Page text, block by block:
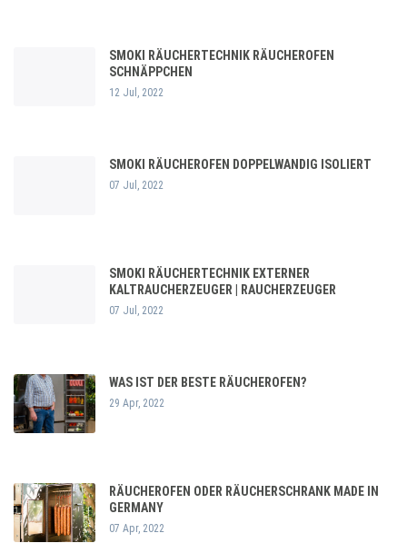
SMOKI RÄUCHERTECHNIK RÄUCHEROFEN
SCHNÄPPCHEN
12 Jul, 2022
SMOKI RÄUCHEROFEN DOPPELWANDIG ISOLIERT
07 Jul, 2022
SMOKI RÄUCHERTECHNIK EXTERNER
KALTRAUCHERZEUGER | RAUCHERZEUGER
07 Jul, 2022
WAS IST DER BESTE RÄUCHEROFEN?
29 Apr, 2022
RÄUCHEROFEN ODER RÄUCHERSCHRANK MADE IN
GERMANY
07 Apr, 2022